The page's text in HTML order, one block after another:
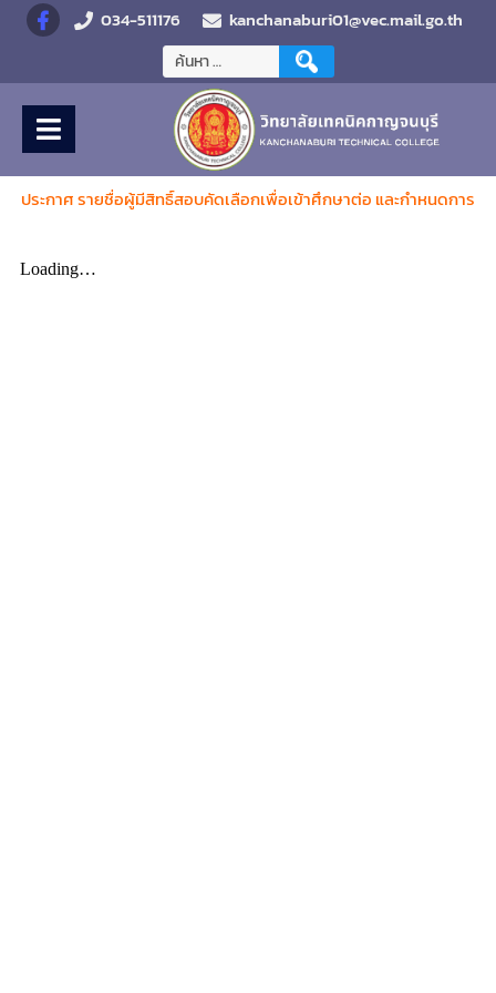
034-511176 kanchanaburi01@vec.mail.go.th
ประกาศ รายชื่อผู้มีสิทธิ์สอบคัดเลือกเพื่อเข้าศึกษาต่อ และกำหนดการ